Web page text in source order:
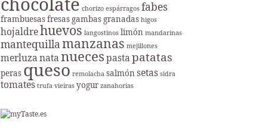
chorizo espárragos fabes
frambuesasfresas gambas granadas higos
hojaldrehuevos langostinos limón mandarinas
mantequilla manzanas mejillones
merluzanatanuecespastapatatas
peras queso remolacha salmón setas sidra
tomates trufa vieiras yogur zanahorias